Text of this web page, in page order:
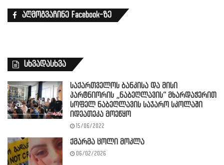
აღმოგვაჩინე Facebook-ზე
სხვადასხვა
საქართველოს ბანკისა და მისი
პარტნიორის „ნაბეღლავის“ მხარდაჭერით
სოფელ ნაბეღლავის საჯარო სკოლაში
იდეათეკა მოეწყო
15/06/2022
ქმარმა ცოლი მოკლა
06/02/2026